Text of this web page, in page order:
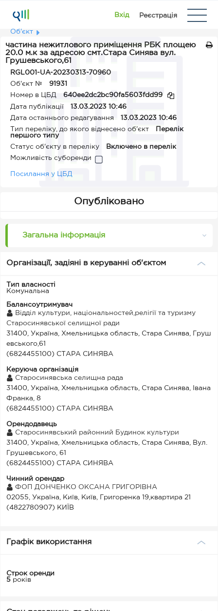
Вхід Реєстрація
Об'єкт
частина нежитлового приміщення РБК площею
20.0 м.к за адресою смт.Стара Синява вул.
Грушевського,61
RGL001-UA-20230313-70960
Об'єкт №
91931
Номер в ЦБД
640ee2dc2bc90fa5603fdd99
Дата публікації
13.03.2023 10:46
Дата останнього редагування
13.03.2023 10:46
Тип переліку, до якого віднесено об'єкт
Перелік
першого типу
Статус об'єкту в переліку
Включено в перелік
Можливість суборенди
Посилання у ЦБД
Опубліковано
Загальна інформація
Організації, задіяні в керуванні об'єктом
Тип власності
Комунальна
Балансоутримувач
Відділ культури, національностей,релігії та туризму
Старосинявської селищної ради
31400, Україна, Хмельницька область, Стара Синява, Груш
евського,61
(6824455100) СТАРА СИНЯВА
Керуюча організація
Старосинявська селищна рада
31400, Україна, Хмельницька область, Стара Синява, Івана
Франка, 8
(6824455100) СТАРА СИНЯВА
Орендодавець
Старосинявський районний Будинок культури
31400, Україна, Хмельницька область, Стара Синява, Вул.
Грушевського, 61
(6824455100) СТАРА СИНЯВА
Чинний орендар
ФОП ДОНЧЕНКО ОКСАНА ГРИГОРІВНА
02055, Україна, Київ, Київ, Григоренка 19,квартира 21
(4822780907) КИЇВ
Графік використання
Строк оренди
5 років